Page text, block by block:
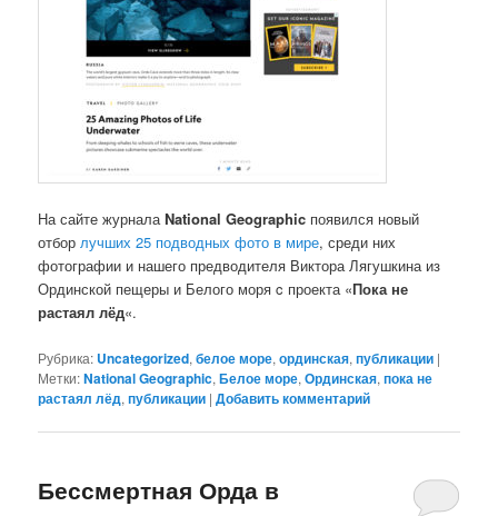
На сайте журналаNational Geographic появился новый
отборлучших 25 подводных фото в мире, среди них
фотографии и нашего предводителя Виктора Лягушкина из
Ординской пещеры и Белого моря c проекта «Пока не
растаял лёд«.
Рубрика: Uncategorized,белое море,ординская,публикации |
Метки:National Geographic,Белое море,Ординская,пока не
растаял лёд,публикации |Добавить комментарий
Бессмертная Орда в